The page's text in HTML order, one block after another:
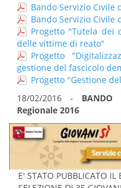
Bando Servizio Civile
Bando Servizio Civile
Progetto "Tutela dei
delle vittime di reato"
Progetto
gestione del fascicolo
Progetto "Gestione
18/02/2016 -
Regionale 2016
E' STATO PUBBLICATO IL